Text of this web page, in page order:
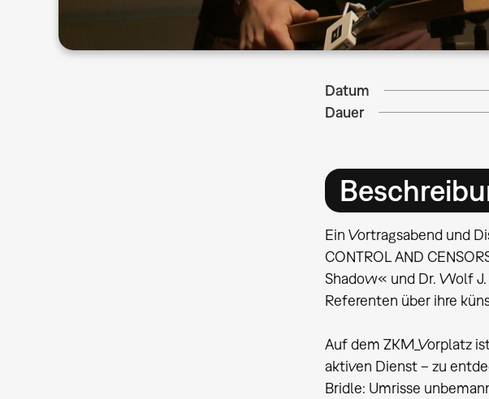
Datum
Dauer
Ein Vortragsabend und
CONTROL AND
Shadow« und Dr. Wolf
Referenten über ihre
Auf dem ZKM_Vorplatz
aktiven Dienst – zu
Bridle: Umrisse